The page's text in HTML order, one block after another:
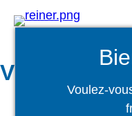
Video
Voulez-